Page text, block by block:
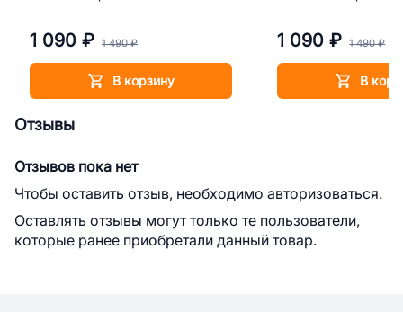
1 090 ₽ 1 490 ₽
В корзину
1 090 ₽ 1 490 ₽
В
Отзывы
Отзывов пока нет
Чтобы оставить отзыв, необходимо авторизоваться.
Оставлять отзывы могут только те пользователи,
которые ранее приобретали данный товар.